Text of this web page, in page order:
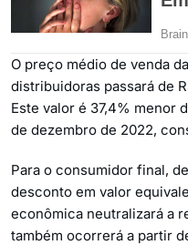
O preço médio de venda
distribuidoras passará de
Este valor é 37,4% menor
de dezembro de 2022,
Para o consumidor final,
desconto em valor
econômica neutralizará a
também ocorrerá a partir